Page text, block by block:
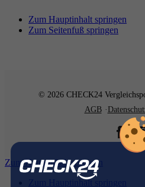
Zum Hauptinhalt springen
Zum Seitenfuß springen
© 2026 CHECK24
AGB
Zum Hauptinhalt springen
Zum Hauptinhalt springen